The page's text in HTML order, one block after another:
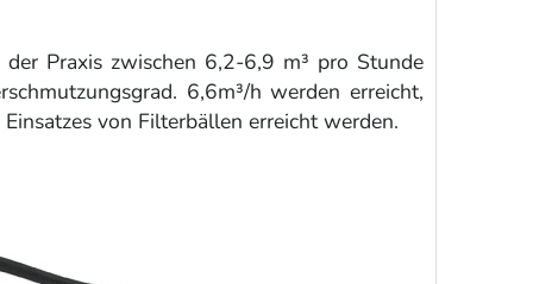
Praxis zwischen 6,2-6,9 m³ pro Stunde
6,6m³/h werden erreicht,
von Filterbällen erreicht werden.